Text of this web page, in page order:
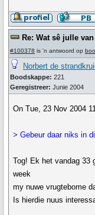
Re: Wat sê julle
#100378 is 'n antwoord op
Norbert de
Boodskappe: 221
Geregistreer: Junie 2004
On Tue, 23 Nov 2004
> Gebeur daar niks in
Tog! Ek het vandag 33
week
my nuwe vrugtebome
Is hierdie nuus